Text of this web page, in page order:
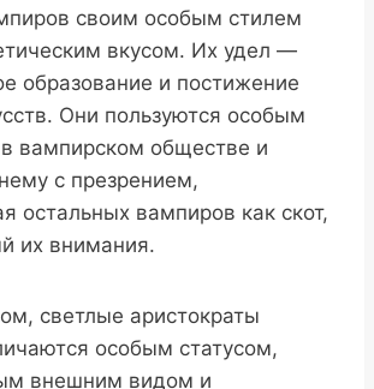
своим особым стилем
вкусом. Их удел —
образование и постижение
Они пользуются особым
вампирском обществе и
с презрением,
остальных вампиров как скот,
их внимания.
светлые аристократы
особым статусом,
внешним видом и